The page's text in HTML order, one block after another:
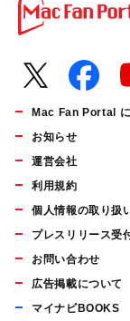
Mac Fan Portal
お知らせ
運営会社
利用規約
個人情報の取り扱
プレスリリース受
お問い合わせ
広告掲載について
マイナビBOOKS